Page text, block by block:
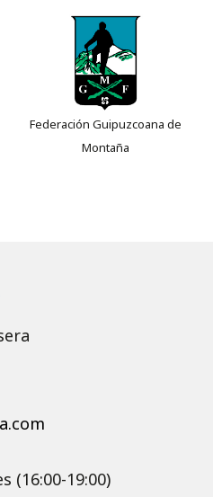
Federación Guipuzcoana de
Montaña
(16:00-19:00)